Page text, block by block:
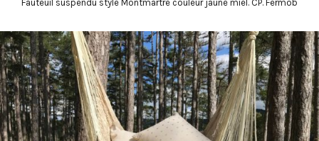
Fauteuil suspendu style Montmartre couleur jaune miel. CP. Fermob